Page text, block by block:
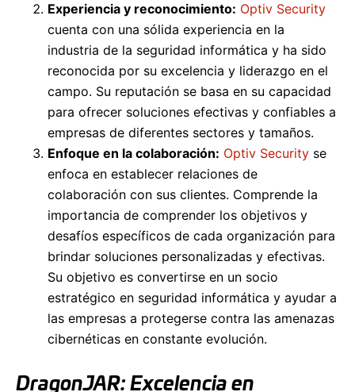
Experiencia y reconocimiento: Optiv Security
cuenta con una sólida experiencia en la
industria de la seguridad informática y ha sido
reconocida por su excelencia y liderazgo en el
campo. Su reputación se basa en su capacidad
para ofrecer soluciones efectivas y confiables a
empresas de diferentes sectores y tamaños.
Enfoque en la colaboración: Optiv Security se
enfoca en establecer relaciones de
colaboración con sus clientes. Comprende la
importancia de comprender los objetivos y
desafíos específicos de cada organización para
brindar soluciones personalizadas y efectivas.
Su objetivo es convertirse en un socio
estratégico en seguridad informática y ayudar a
las empresas a protegerse contra las amenazas
cibernéticas en constante evolución.
DragonJAR: Excelencia en